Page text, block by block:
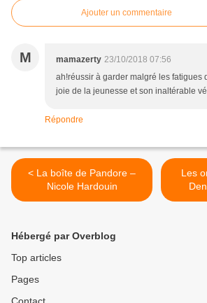
Ajouter un commentaire
M mamazerty 23/10/2018 07:56
ah!réussir à garder malgré les fatigues
joie de la jeunesse et son inaltérable
Répondre
< La boîte de Pandore –
Nicole Hardouin
Les
Hébergé par Overblog
Top articles
Pages